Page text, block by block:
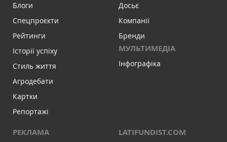
Блоги
Спецпроєкти
Рейтинги
Історії успіху
Стиль життя
Агродебати
Картки
Репортажі
Досьє
Компанії
Бренди
МУЛЬТИМЕДІА
Інфографіка
РЕКЛАМА LATIFUNDIST.COM